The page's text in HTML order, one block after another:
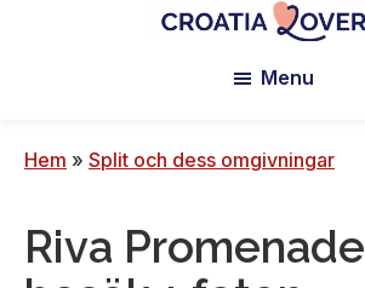
sens
-
Menu
Hem » Split och dess omgivningar
Riva